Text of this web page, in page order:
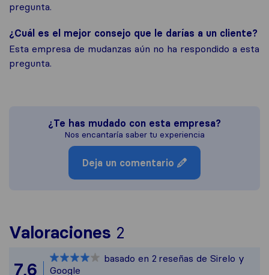
pregunta.
¿Cuál es el mejor consejo que le darías a un cliente?
Esta empresa de mudanzas aún no ha respondido a esta
pregunta.
¿Te has mudado con esta empresa?
Nos encantaría saber tu experiencia
Deja un comentario
Valoraciones 2
Todas las reseñas
7,6
basado en 2 reseñas de Sirelo y
Google